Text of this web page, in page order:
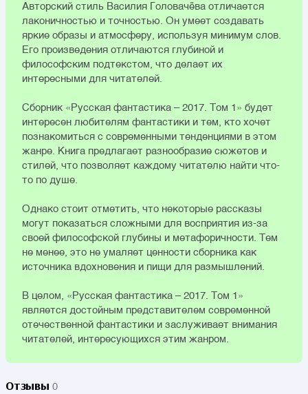
Авторский стиль Василия Головачёва отличается
лаконичностью и точностью. Он умеет создавать
яркие образы и атмосферу, используя минимум слов.
Его произведения отличаются глубиной и
философским подтекстом, что делает их
интересными для читателей.
Сборник «Русская фантастика – 2017. Том 1» будет
интересен любителям фантастики и тем, кто хочет
познакомиться с современными тенденциями в этом
жанре. Книга предлагает разнообразие сюжетов и
стилей, что позволяет каждому читателю найти что-
то по душе.
Однако стоит отметить, что некоторые рассказы
могут показаться сложными для восприятия из-за
своей философской глубины и метафоричности. Тем
не менее, это не умаляет ценности сборника как
источника вдохновения и пищи для размышлений.
В целом, «Русская фантастика – 2017. Том 1»
является достойным представителем современной
отечественной фантастики и заслуживает внимания
читателей, интересующихся этим жанром.
Отзывы 0